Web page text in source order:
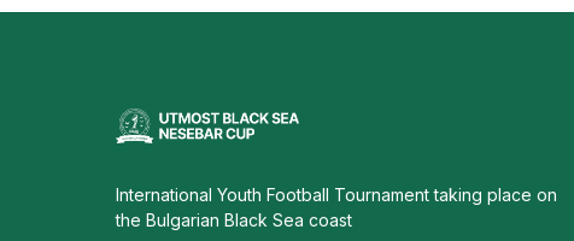
International Youth Football Tournament taking place on
the Bulgarian Black Sea coast